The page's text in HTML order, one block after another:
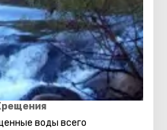
воды всего